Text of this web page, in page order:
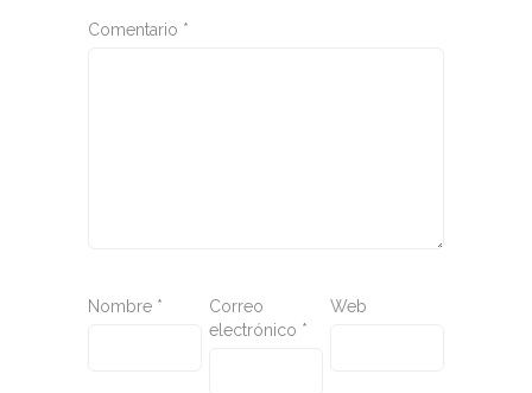
Comentario *
Nombre *
Correo
electrónico *
Web